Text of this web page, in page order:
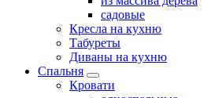
садовые
Кресла на кухню
Табуреты
Диваны на кухню
Спальня
Кровати